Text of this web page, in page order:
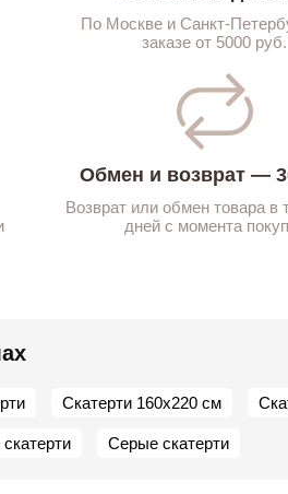
По Москве и Санкт-
заказе от 5000 руб.
Обмен и возврат —
Возврат или обмен товара в
дней с момента
Скатерти 160х220 см
Серые скатерти